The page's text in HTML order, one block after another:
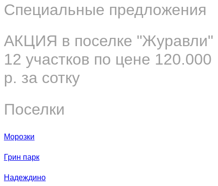
Специальные предложения
АКЦИЯ в поселке "Журавли"
12 участков по цене 120.000
р. за сотку
Поселки
Морозки
Грин парк
Надеждино